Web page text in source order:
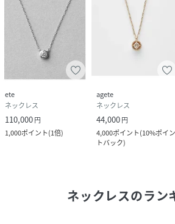
ete
ネックレス
110,000円
1,000ポイント(1倍)
agete
ネックレス
44,000円
4,000ポイント(10%ポイン
トバック)
ネックレスのラン